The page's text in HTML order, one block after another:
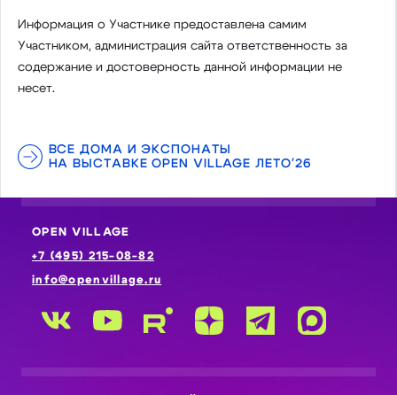
Информация о Участнике предоставлена самим
Участником, администрация сайта ответственность за
содержание и достоверность данной информации не
несет.
ВСЕ ДОМА И ЭКСПОНАТЫ
НА ВЫСТАВКЕ OPEN VILLAGE ЛЕТО'26
OPEN VILLAGE
+7 (495) 215-08-82
info@openvillage.ru